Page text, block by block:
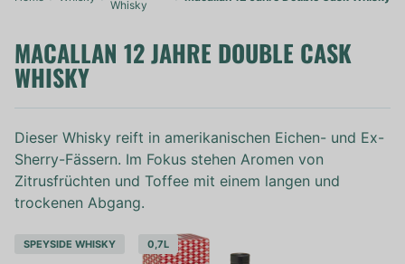
Whisky
MACALLAN 12 JAHRE DOUBLE CASK
WHISKY
Dieser Whisky reift in amerikanischen Eichen- und Ex-
Sherry-Fässern. Im Fokus stehen Aromen von
Zitrusfrüchten und Toffee mit einem langen und
trockenen Abgang.
SPEYSIDE WHISKY 0,7L